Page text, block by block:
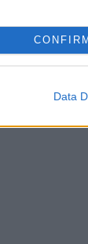
CONFIRM
Data
ζήτημα